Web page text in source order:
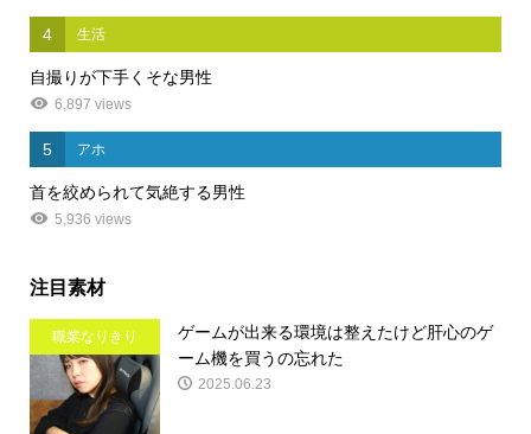
4 生活
自撮りが下手くそな男性
6,897 views
5 アホ
首を絞められて気絶する男性
5,936 views
注目素材
職業なりきり
ゲームが出来る環境は整えたけど肝心のゲ
ーム機を買うの忘れた
2025.06.23